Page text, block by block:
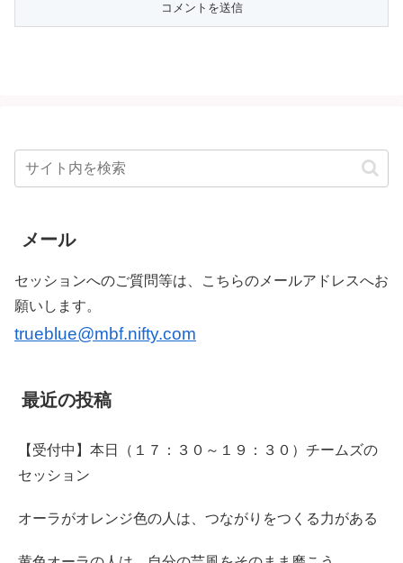
メール
セッションへのご質問等は、こちらのメールアドレスへお
願いします。
trueblue@mbf.nifty.com
最近の投稿
【受付中】本日（１７：３０～１９：３０）チームズの
セッション
オーラがオレンジ色の人は、つながりをつくる力がある